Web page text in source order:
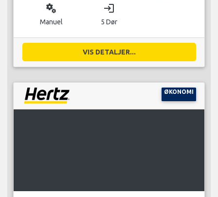
miscellaneous_services
Manuel
login
5 Dør
VIS DETALJER...
ØKONOMI